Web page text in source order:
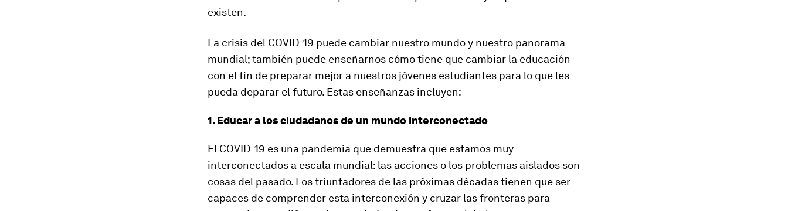
existen.
La crisis del COVID-19 puede cambiar nuestro mundo y nuestro panorama
mundial; también puede enseñarnos cómo tiene que cambiar la educación
con el fin de preparar mejor a nuestros jóvenes estudiantes para lo que les
pueda deparar el futuro. Estas enseñanzas incluyen:
1. Educar a los ciudadanos de un mundo interconectado
El COVID-19 es una pandemia que demuestra que estamos muy
interconectados a escala mundial: las acciones o los problemas aislados son
cosas del pasado. Los triunfadores de las próximas décadas tienen que ser
capaces de comprender esta interconexión y cruzar las fronteras para